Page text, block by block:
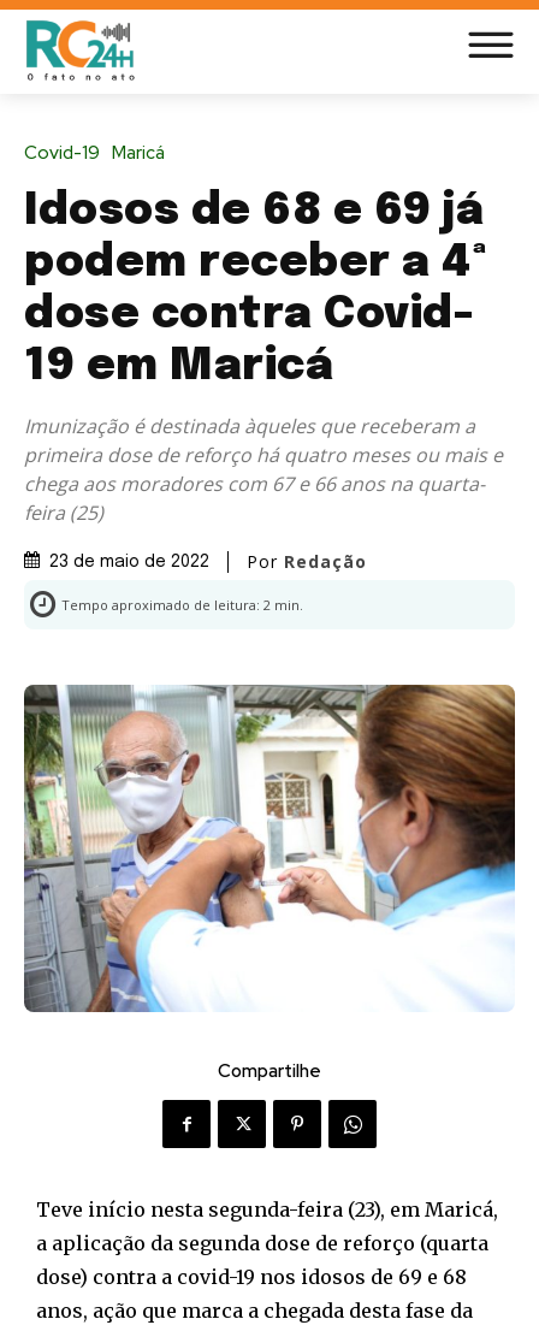
Covid-19 Maricá
Idosos de 68 e 69 já
podem receber a 4ª
dose contra Covid-
19 em Maricá
Imunização é destinada àqueles que receberam a
primeira dose de reforço há quatro meses ou mais e
chega aos moradores com 67 e 66 anos na quarta-
feira (25)
23 de maio de 2022 Por Redação
Tempo aproximado de leitura: 2 min.
Compartilhe
Teve início nesta segunda-feira (23), em Maricá,
a aplicação da segunda dose de reforço (quarta
dose) contra a covid-19 nos idosos de 69 e 68
anos, ação que marca a chegada desta fase da